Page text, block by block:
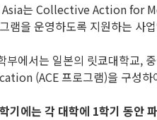
Asia는 Collective Action for
램을 운영하도록 지원하는 사
부에서는 일본의 릿쿄대학
(ACE 프로그램)을 구성
기에는 각 대학에 1학기 동안